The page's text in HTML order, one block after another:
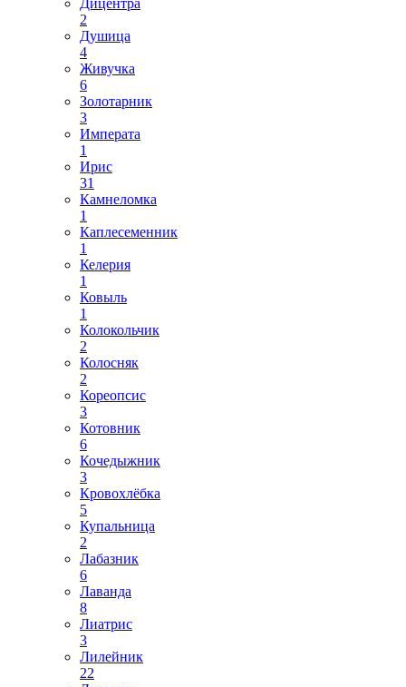
Дицентра
2
Душица
4
Живучка
6
Золотарник
3
Императа
1
Ирис
31
Камнеломка
1
Каплесеменник
1
Келерия
1
Ковыль
1
Колокольчик
2
Колосняк
2
Кореопсис
3
Котовник
6
Кочедыжник
3
Кровохлёбка
5
Купальница
2
Лабазник
6
Лаванда
8
Лиатрис
3
Лилейник
22